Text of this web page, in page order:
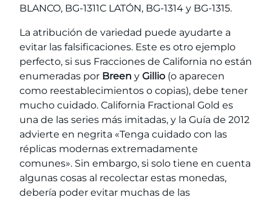
BLANCO, BG-1311C LATÓN, BG-1314 y BG-1315.
La atribución de variedad puede ayudarte a
evitar las falsificaciones. Este es otro ejemplo
perfecto, si sus Fracciones de California no están
enumeradas por Breen y Gillio (o aparecen
como reestablecimientos o copias), debe tener
mucho cuidado. California Fractional Gold es
una de las series más imitadas, y la Guía de 2012
advierte en negrita «Tenga cuidado con las
réplicas modernas extremadamente
comunes». Sin embargo, si solo tiene en cuenta
algunas cosas al recolectar estas monedas,
debería poder evitar muchas de las